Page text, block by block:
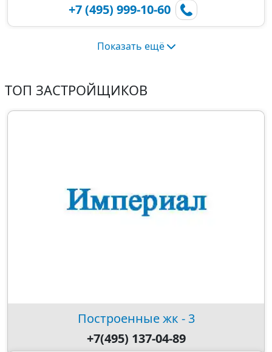
+7 (495) 999-10-60
Показать ещё
ТОП ЗАСТРОЙЩИКОВ
Построенные жк - 3
+7(495) 137-04-89